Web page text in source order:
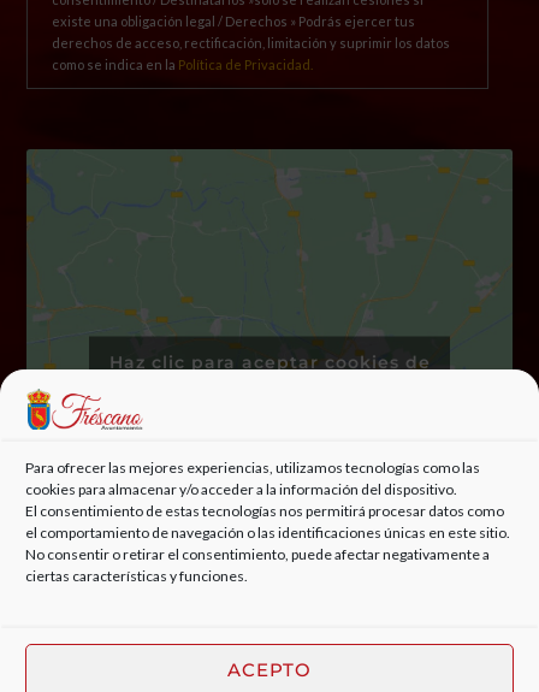
Para ofrecer las mejores experiencias, utilizamos tecnologías como las
cookies para almacenar y/o acceder a la información del dispositivo.
El consentimiento de estas tecnologías nos permitirá procesar datos como
el comportamiento de navegación o las identificaciones únicas en este sitio.
No consentir o retirar el consentimiento, puede afectar negativamente a
ciertas características y funciones.
ACEPTO
existe una obligación legal / Derechos » Podrás ejercer tus
derechos de acceso, rectificación, limitación y suprimir los datos
como se indica en la Política de Privacidad.
Haz clic para aceptar cookies de